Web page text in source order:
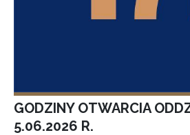
GODZINY OTWARCIA
5.06.2026 R.